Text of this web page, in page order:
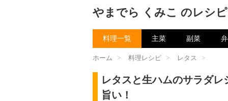
やまでら くみこ のレシピ
料理一覧 主菜 副菜
ホーム > 料理レシピ > レタス >
レタスと生ハムのサラダ
旨い！